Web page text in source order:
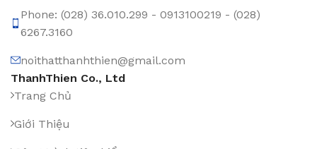
Phone: (028) 36.010.299 - 0913100219 - (028)
6267.3160
noithatthanhthien@gmail.com
ThanhThien Co., Ltd
Trang Chủ
Giới Thiệu